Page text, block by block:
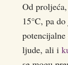
Od
15°C, pa
ljude, ali i